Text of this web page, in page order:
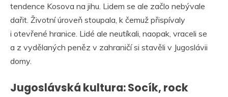
tendence Kosova na jihu. Lidem se ale začlo nebývale
dařit. Životní úroveň stoupala, k čemuž přispívaly
i otevřené hranice. Lidé ale neutíkali, naopak, vraceli se
a z vydělaných peněz v zahraničí si stavěli v Jugoslávii
domy.
Jugoslávská kultura: Socík, rock